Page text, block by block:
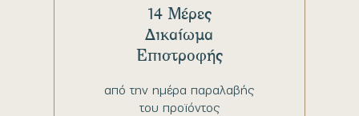
από την ημέρα παραλαβής
του προϊόντος
14 Μέρες
Δικαίωμα
Επιστροφής